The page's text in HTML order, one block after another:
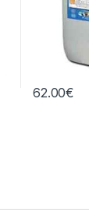
62.00€